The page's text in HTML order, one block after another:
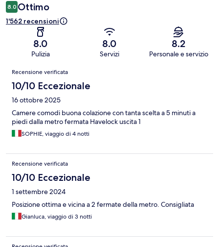
8.0 Ottimo
1'562 recensioni
8.0
Pulizia
8.0
Servizi
8.2
Personale e servizio
Recensioni
Recensione verificata
10/10 Eccezionale
16 ottobre 2025
Camere comodi buona colazione con tanta scelta a 5 minuti a
piedi dalla metro fermata Havelock uscita 1
SOPHIE, viaggio di 4 notti
Recensione verificata
10/10 Eccezionale
1 settembre 2024
Posizione ottima e vicina a 2 fermate della metro. Consigliata
Gianluca, viaggio di 3 notti